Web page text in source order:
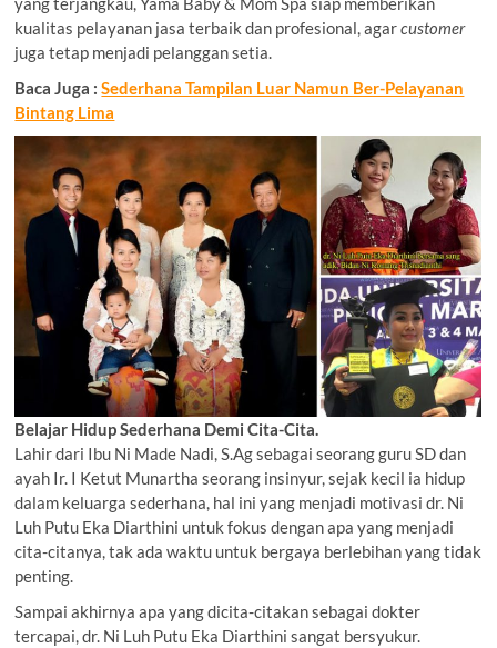
kualitas pelayanan jasa terbaik dan profesional, agarcustomer
juga tetap menjadi pelanggan setia.
Baca Juga :Sederhana Tampilan Luar Namun Ber-Pelayanan
Bintang Lima
Belajar Hidup Sederhana Demi Cita-Cita.
Lahir dari Ibu Ni Made Nadi, S.Ag sebagai seorang guru SD dan
ayah Ir. I Ketut Munartha seorang insinyur, sejak kecil ia hidup
dalam keluarga sederhana, hal ini yang menjadi motivasi dr. Ni
Luh Putu Eka Diarthini untuk fokus dengan apa yang menjadi
cita-citanya, tak ada waktu untuk bergaya berlebihan yang tidak
penting.
Sampai akhirnya apa yang dicita-citakan sebagai dokter
tercapai, dr. Ni Luh Putu Eka Diarthini sangat bersyukur.